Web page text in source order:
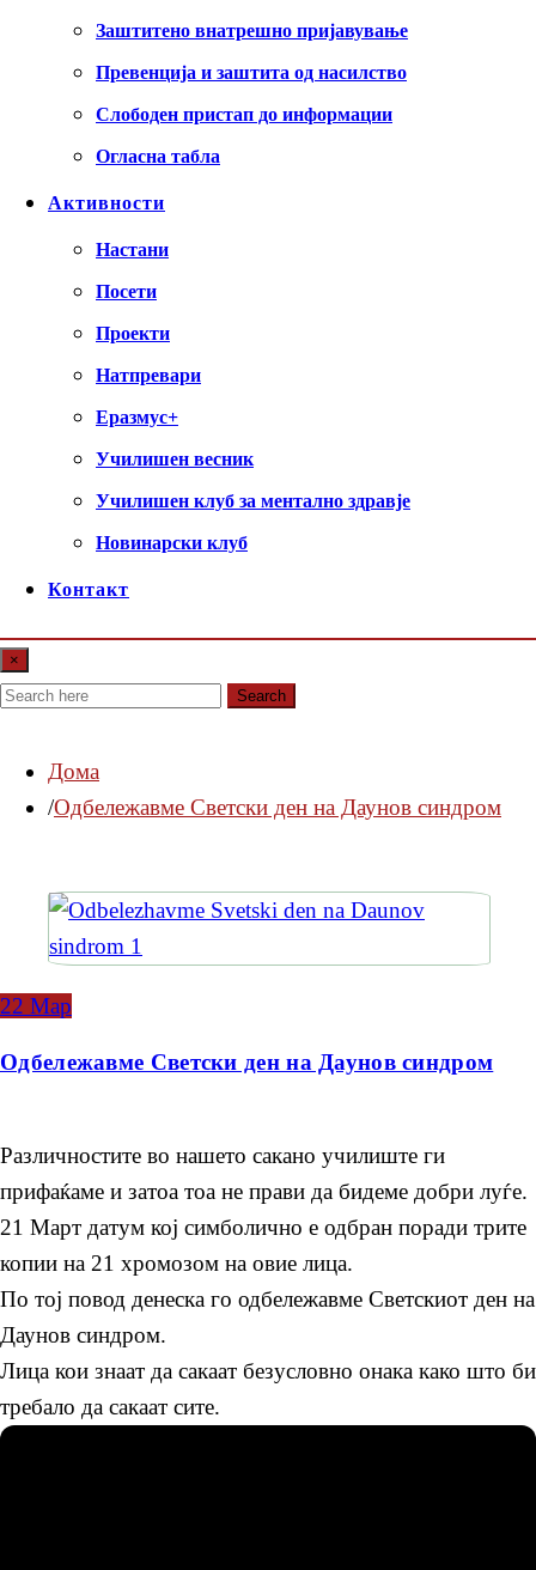
Заштитено внатрешно пријавување
Превенција и заштита од насилство
Слободен пристап до информации
Огласна табла
Активности
Настани
Посети
Проекти
Натпревари
Еразмус+
Училишен весник
Училишен клуб за ментално здравје
Новинарски клуб
Контакт
×
Search
Дома
Одбележавме Светски ден на Даунов синдром
22 Мар
Одбележавме Светски ден на Даунов синдром
Различностите во нашето сакано училиште ги
прифаќаме и затоа тоа не прави да бидеме добри луѓе.
21 Март датум кој симболично е одбран поради трите
копии на 21 хромозом на овие лица.
По тој повод денеска го одбележавме Светскиот ден на
Даунов синдром.
Лица кои знаат да сакаат безусловно онака како што би
требало да сакаат сите.